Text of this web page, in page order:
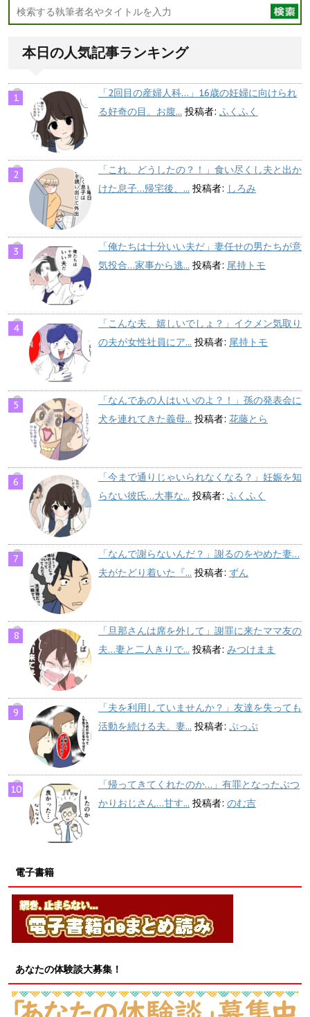
本日の人気記事ランキング
「2回目の産婦人科…」16歳の妊婦に向けられ
る好奇の目。お腹... 投稿者: ふくふく
「これ、どうしたの？！」食い尽くし夫と出か
けた息子…帰宅後、... 投稿者: しろみ
「俺たちは十分いい夫だ」妻任せの男たちが意
気投合…家事から逃... 投稿者: 尾持トモ
「こんな夫、嬉しいでしょ？」イクメン気取り
の夫が女性社員にア... 投稿者: 尾持トモ
「なんであの人はいいのよ？！」孫の発表会に
犬を連れてきた義母... 投稿者: 花藤とら
「今まで通りじゃいられなくなる？」妊娠を知
らない彼氏…大事な... 投稿者: ふくふく
「なんで謝らないんだ？」謝るのをやめた妻…
夫がたどり着いた『... 投稿者: ずん
「旦那さんは席を外して」謝罪に来たママ友の
夫…妻と二人きりで... 投稿者: みつけまま
「夫を利用していませんか？」友達を失っても
活動を続ける夫。妻... 投稿者: ぷっぷ
「帰ってきてくれたのか…」有罪となったぶつ
かりおじさん…甘す... 投稿者: のむ吉
電子書籍
あなたの体験談大募集！